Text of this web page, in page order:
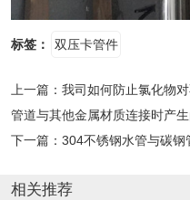
标签： 双压卡管件
上一篇： 我司如何防止氯化物
管道与其他金属材质连接时产
下一篇： 304不锈钢水管与碳钢
相关推荐